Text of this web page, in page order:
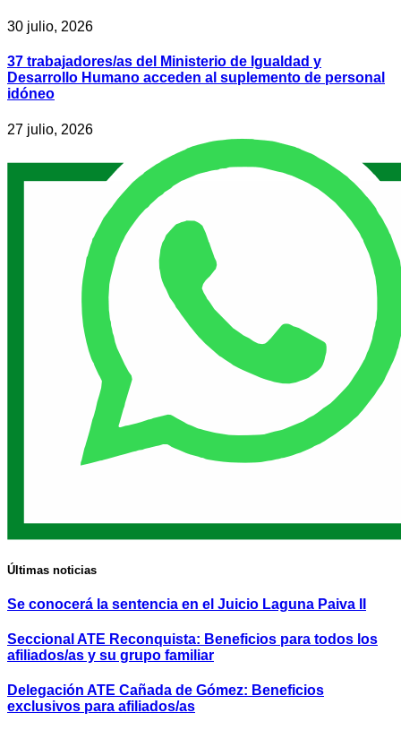
30 julio, 2026
37 trabajadores/as del Ministerio de Igualdad y
Desarrollo Humano acceden al suplemento de personal
idóneo
27 julio, 2026
Últimas noticias
Se conocerá la sentencia en el Juicio Laguna Paiva II
Seccional ATE Reconquista: Beneficios para todos los
afiliados/as y su grupo familiar
Delegación ATE Cañada de Gómez: Beneficios
exclusivos para afiliados/as